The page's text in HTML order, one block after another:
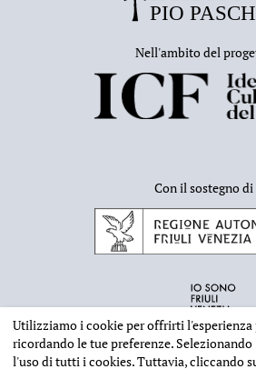
Nell'ambito del
Con il sostegno di
Utilizziamo i cookie per offrirti
ricordando le tue preferenze. Selezionando
l'uso di tutti i cookies. Tuttavia, cliccando